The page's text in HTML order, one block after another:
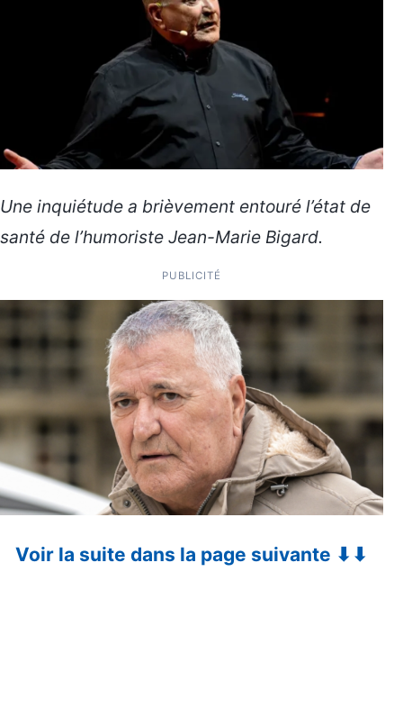
Une inquiétude a brièvement entouré l’état de
santé de l’humoriste Jean-Marie Bigard.
PUBLICITÉ
Voir la suite dans la page suivante ⬇⬇